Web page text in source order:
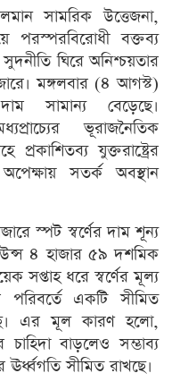
সামরিক উত্তেজনা,
পরস্পরবিরোধী বক্তব্য
ঘিরে অনিশ্চয়তার
মঙ্গলবার (৪ আগস্ট)
সামান্য বেড়েছে।
ভূরাজনৈতিক
প্রকাশিতব্য যুক্তরাষ্ট্রের
সতর্ক অবস্থান
স্পট স্বর্ণের দাম শূন্য
৪ হাজার ৫৯ দশমিক
সপ্তাহ ধরে স্বর্ণের মূল্য
একটি সীমিত
এর মূল কারণ হলো,
চাহিদা বাড়লেও সম্ভাব্য
সীমিত রাখছে।